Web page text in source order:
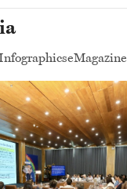
eMagazine